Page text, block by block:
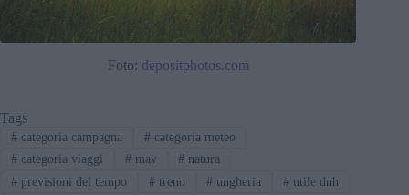
Foto: depositphotos.com
Tags
#categoria campagna #categoria meteo
#categoria viaggi #mav # natura
#previsioni del tempo #treno # ungheria # utile dnh